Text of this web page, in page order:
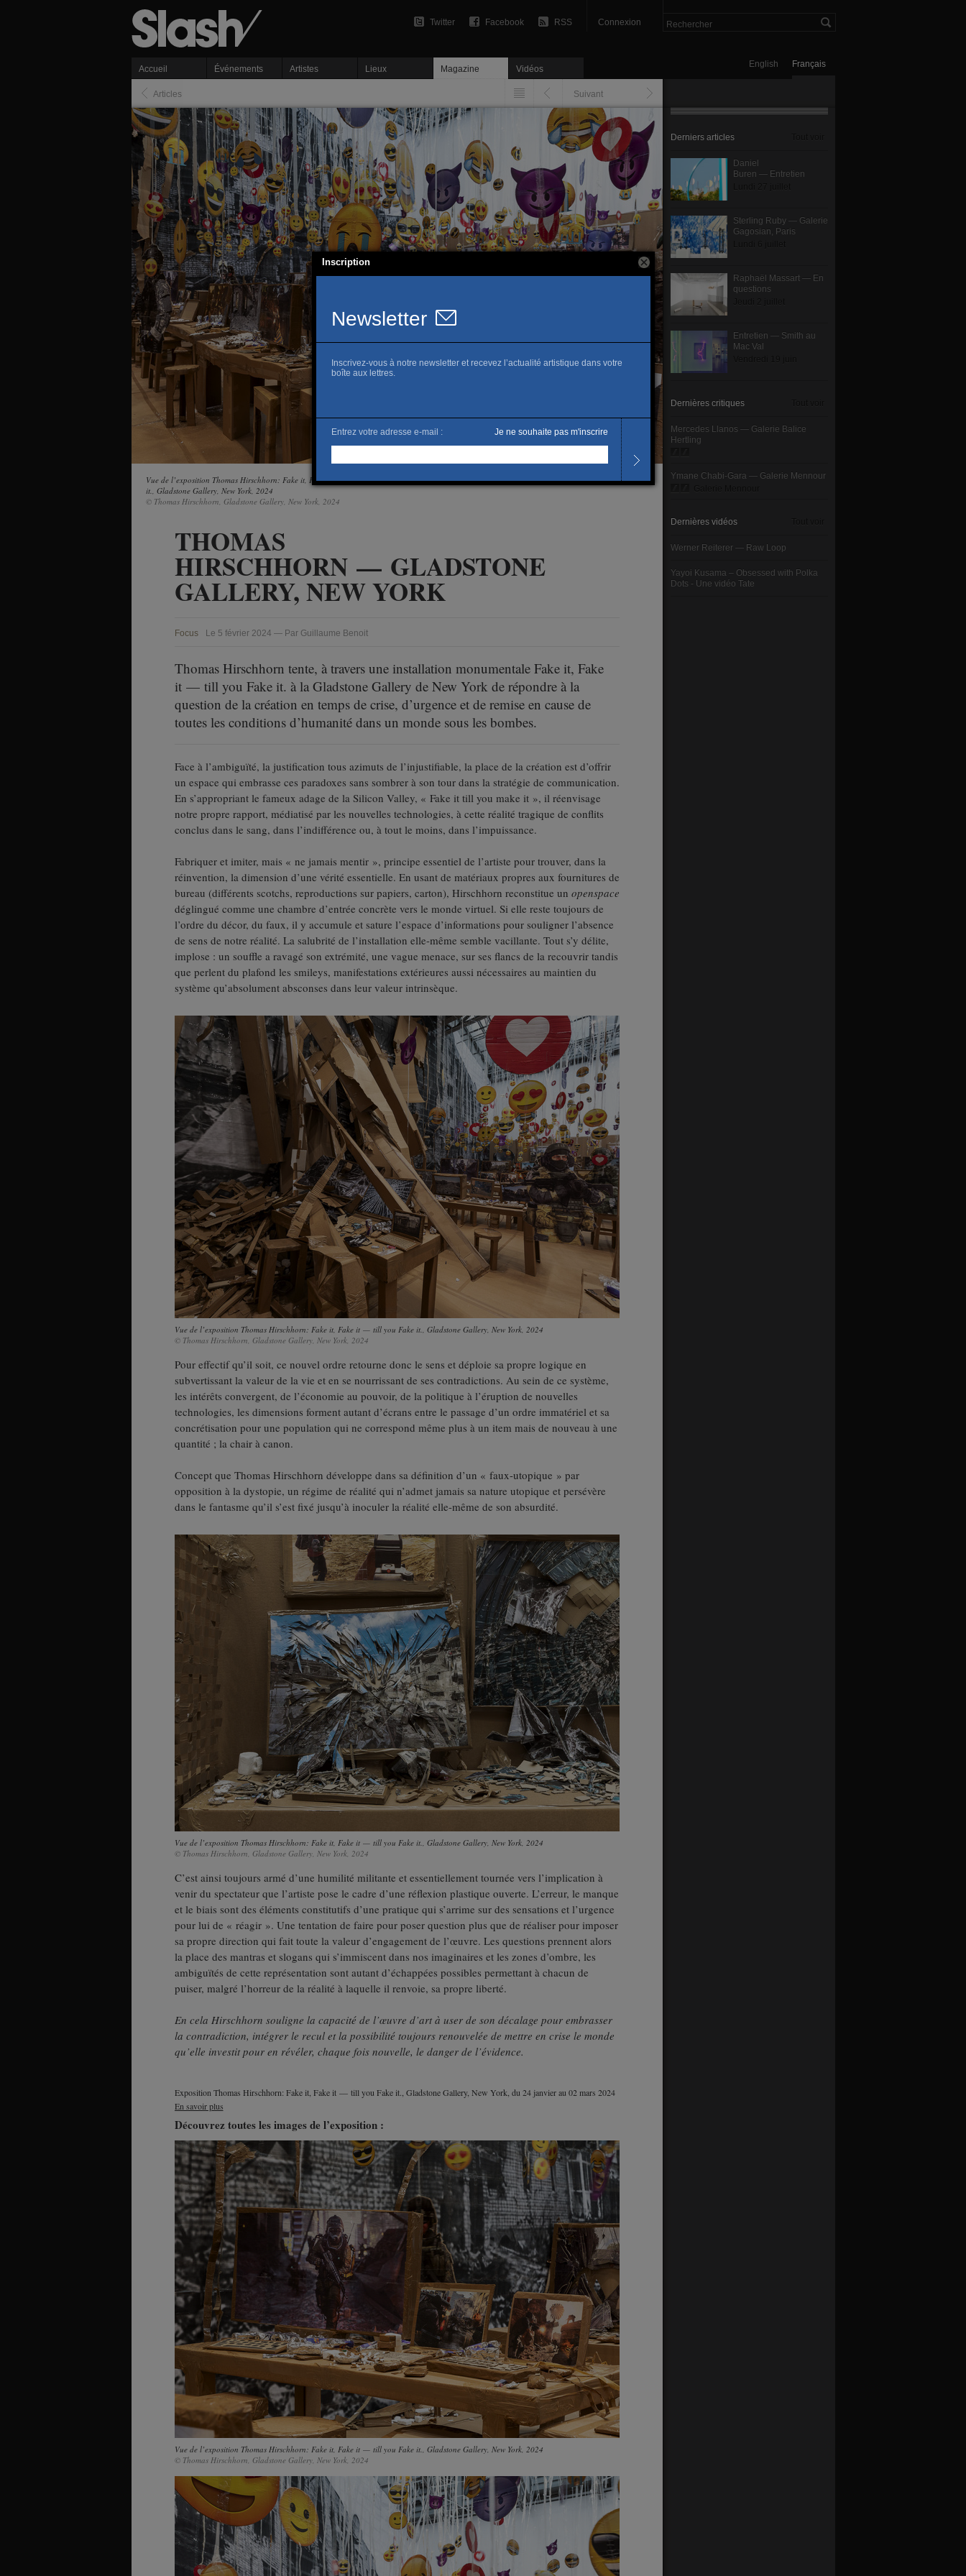
Connexion
RSS
Facebook
Twitter
Français
English
Accueil Événements Artistes Lieux Magazine Vidéos
Suivant
Articles
Vue de l’exposition Thomas Hirschhorn: Fake it, Fake it — till you Fake
it., Gladstone Gallery, New York, 2024
© Thomas Hirschhorn, Gladstone Gallery, New York, 2024
THOMAS
HIRSCHHORN — GLADSTONE
GALLERY, NEW YORK
Focus Le 5 février 2024 — Par Guillaume Benoit
Thomas Hirschhorn tente, à travers une installation monumentale Fake it, Fake
it — till you Fake it. à la Gladstone Gallery de New York de répondre à la
question de la création en temps de crise, d’urgence et de remise en cause de
toutes les conditions d’humanité dans un monde sous les bombes.
Face à l’ambiguïté, la justification tous azimuts de l’injustifiable, la place de la création est d’offrir
un espace qui embrasse ces paradoxes sans sombrer à son tour dans la stratégie de communication.
En s’appropriant le fameux adage de la Silicon Valley, « Fake it till you make it », il réenvisage
notre propre rapport, médiatisé par les nouvelles technologies, à cette réalité tragique de conflits
conclus dans le sang, dans l’indifférence ou, à tout le moins, dans l’impuissance.
Fabriquer et imiter, mais « ne jamais mentir », principe essentiel de l’artiste pour trouver, dans la
réinvention, la dimension d’une vérité essentielle. En usant de matériaux propres aux fournitures de
bureau (différents scotchs, reproductions sur papiers, carton), Hirschhorn reconstitue un openspace
déglingué comme une chambre d’entrée concrète vers le monde virtuel. Si elle reste toujours de
l’ordre du décor, du faux, il y accumule et sature l’espace d’informations pour souligner l’absence
de sens de notre réalité. La salubrité de l’installation elle-même semble vacillante. Tout s’y délite,
implose : un souffle a ravagé son extrémité, une vague menace, sur ses flancs de la recouvrir tandis
que perlent du plafond les smileys, manifestations extérieures aussi nécessaires au maintien du
système qu’absolument absconses dans leur valeur intrinsèque.
Vue de l’exposition Thomas Hirschhorn: Fake it, Fake it — till you Fake it., Gladstone Gallery, New York, 2024
© Thomas Hirschhorn, Gladstone Gallery, New York, 2024
Pour effectif qu’il soit, ce nouvel ordre retourne donc le sens et déploie sa propre logique en
subvertissant la valeur de la vie et en se nourrissant de ses contradictions. Au sein de ce système,
les intérêts convergent, de l’économie au pouvoir, de la politique à l’éruption de nouvelles
technologies, les dimensions forment autant d’écrans entre le passage d’un ordre immatériel et sa
concrétisation pour une population qui ne correspond même plus à un item mais de nouveau à une
quantité ; la chair à canon.
Concept que Thomas Hirschhorn développe dans sa définition d’un « faux-utopique » par
opposition à la dystopie, un régime de réalité qui n’admet jamais sa nature utopique et persévère
dans le fantasme qu’il s’est fixé jusqu’à inoculer la réalité elle-même de son absurdité.
Vue de l’exposition Thomas Hirschhorn: Fake it, Fake it — till you Fake it., Gladstone Gallery, New York, 2024
© Thomas Hirschhorn, Gladstone Gallery, New York, 2024
C’est ainsi toujours armé d’une humilité militante et essentiellement tournée vers l’implication à
venir du spectateur que l’artiste pose le cadre d’une réflexion plastique ouverte. L’erreur, le manque
et le biais sont des éléments constitutifs d’une pratique qui s’arrime sur des sensations et l’urgence
pour lui de « réagir ». Une tentation de faire pour poser question plus que de réaliser pour imposer
sa propre direction qui fait toute la valeur d’engagement de l’œuvre. Les questions prennent alors
la place des mantras et slogans qui s’immiscent dans nos imaginaires et les zones d’ombre, les
ambiguïtés de cette représentation sont autant d’échappées possibles permettant à chacun de
puiser, malgré l’horreur de la réalité à laquelle il renvoie, sa propre liberté.
En cela Hirschhorn souligne la capacité de l’œuvre d’art à user de son décalage pour embrasser
la contradiction, intégrer le recul et la possibilité toujours renouvelée de mettre en crise le monde
qu’elle investit pour en révéler, chaque fois nouvelle, le danger de l’évidence.
Exposition Thomas Hirschhorn: Fake it, Fake it — till you Fake it., Gladstone Gallery, New York, du 24 janvier au 02 mars 2024
En savoir plus
Découvrez toutes les images de l’exposition :
Vue de l’exposition Thomas Hirschhorn: Fake it, Fake it — till you Fake it., Gladstone Gallery, New York, 2024
© Thomas Hirschhorn, Gladstone Gallery, New York, 2024
Derniers articles Tout voir
Daniel
Buren — Entretien
Lundi 27 juillet
Sterling Ruby — Galerie
Gagosian, Paris
Lundi 6 juillet
Raphaël Massart — En
questions
Jeudi 2 juillet
Entretien — Smith au
Mac Val
Vendredi 19 juin
Dernières critiques Tout voir
Mercedes Llanos — Galerie Balice
Hertling
Ymane Chabi-Gara — Galerie Mennour
Galerie Mennour
Dernières vidéos Tout voir
Werner Reiterer — Raw Loop
Yayoi Kusama – Obsessed with Polka
Dots - Une vidéo Tate
Inscription